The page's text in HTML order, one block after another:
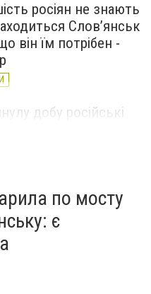
росіян не знають
Слов’янськ
він їм потрібен -
добу російські
війни: 6 серпня
по мосту
є